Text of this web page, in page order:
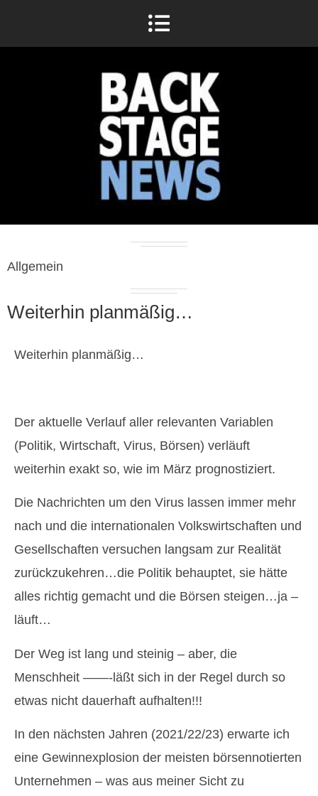
Allgemein
Weiterhin planmäßig…
Weiterhin planmäßig…
Der aktuelle Verlauf aller relevanten Variablen
(Politik, Wirtschaft, Virus, Börsen) verläuft
weiterhin exakt so, wie im März prognostiziert.
Die Nachrichten um den Virus lassen immer mehr
nach und die internationalen Volkswirtschaften und
Gesellschaften versuchen langsam zur Realität
zurückzukehren…die Politik behauptet, sie hätte
alles richtig gemacht und die Börsen steigen…ja –
läuft…
Der Weg ist lang und steinig – aber, die
Menschheit ——-läßt sich in der Regel durch so
etwas nicht dauerhaft aufhalten!!!
In den nächsten Jahren (2021/22/23) erwarte ich
eine Gewinnexplosion der meisten börsennotierten
Unternehmen – was aus meiner Sicht zu